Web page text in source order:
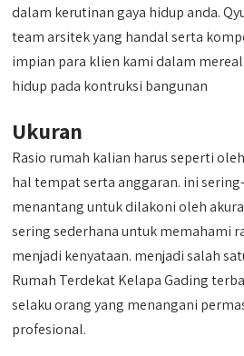
dalam kerutinan gaya hidup anda.
team arsitek yang handal serta
impian para klien kami dalam
hidup pada kontruksi bangunan
Ukuran
Rasio rumah kalian harus seperti
hal tempat serta anggaran. ini
menantang untuk dilakoni oleh
sering sederhana untuk memahami
menjadi kenyataan. menjadi salah
Rumah Terdekat Kelapa Gading
selaku orang yang menangani
profesional.